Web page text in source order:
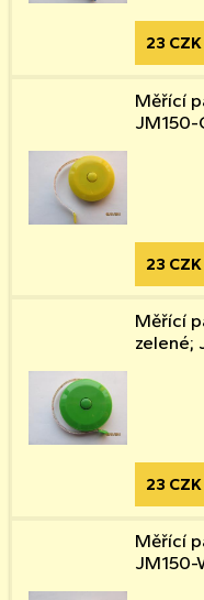
23 CZK
Měřící
JM150-
23 CZK
Měřící
zelené;
23 CZK
Měřící
JM150-